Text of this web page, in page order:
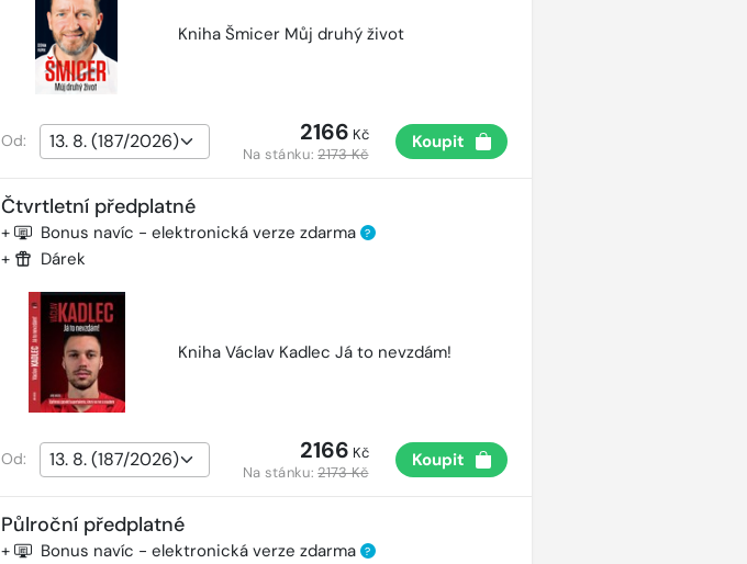
Kniha Šmicer Můj druhý život
Od: 2166 Kč
Na stánku:2173 Kč
Koupit
Čtvrtletní předplatné
+ Bonus navíc - elektronická verze zdarma ?
+ Dárek
Kniha Václav Kadlec Já to nevzdám!
Od: 2166 Kč
Na stánku:2173 Kč
Koupit
Půlroční předplatné
+ Bonus navíc - elektronická verze zdarma ?